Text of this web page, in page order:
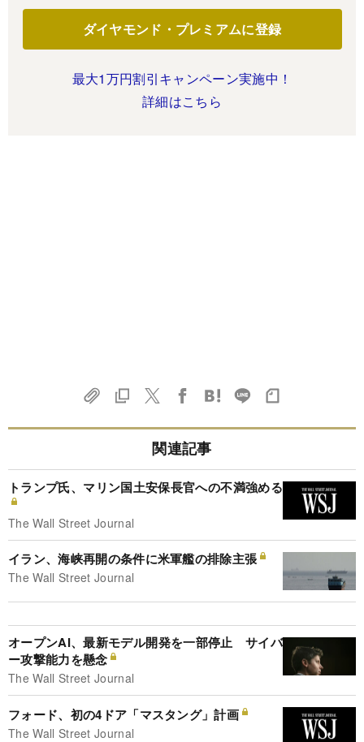
ダイヤモンド・プレミアムに登録
最大1万円割引キャンペーン実施中！
詳細はこちら
関連記事
トランプ氏、マリン国土安保長官への不満強める
The Wall Street Journal
イラン、海峡再開の条件に米軍艦の排除主張
The Wall Street Journal
オープンAI、最新モデル開発を一部停止 サイバ
ー攻撃能力を懸念
The Wall Street Journal
フォード、初の4ドア「マスタング」計画
The Wall Street Journal